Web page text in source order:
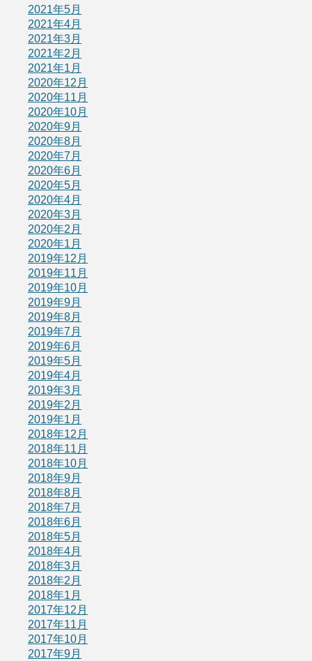
2021年5月
2021年4月
2021年3月
2021年2月
2021年1月
2020年12月
2020年11月
2020年10月
2020年9月
2020年8月
2020年7月
2020年6月
2020年5月
2020年4月
2020年3月
2020年2月
2020年1月
2019年12月
2019年11月
2019年10月
2019年9月
2019年8月
2019年7月
2019年6月
2019年5月
2019年4月
2019年3月
2019年2月
2019年1月
2018年12月
2018年11月
2018年10月
2018年9月
2018年8月
2018年7月
2018年6月
2018年5月
2018年4月
2018年3月
2018年2月
2018年1月
2017年12月
2017年11月
2017年10月
2017年9月